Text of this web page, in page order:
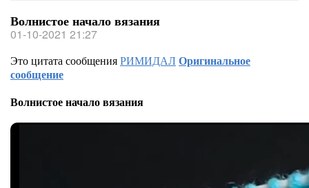
Волнистое начало вязания
01-10-2021 21:27
Это цитата сообщенияРИМИДАЛОригинальное
сообщение
Волнистое начало вязания